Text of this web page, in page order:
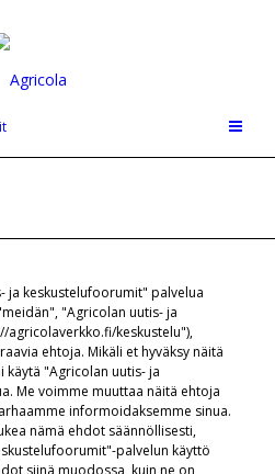
ja keskustelufoorumit" palvelua
"Agricolan uutis- ja
keskustelu"),
ehtoja. Mikäli et hyväksy näitä
"Agricolan uutis- ja
Me voimme muuttaa näitä ehtoja
informoidaksemme sinua.
nämä ehdot säännöllisesti,
palvelun käyttö
siinä muodossa, kuin ne on